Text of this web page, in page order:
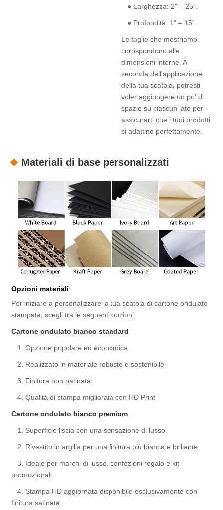
● Larghezza: 2" – 25".
● Profondità: 1" – 15".
Le taglie che mostriamo
corrispondono alle
dimensioni interne. A
seconda dell'applicazione
della tua scatola, potresti
voler aggiungere un po' di
spazio su ciascun lato per
assicurarti che i tuoi prodotti
si adattino perfettamente.
Materiali di base personalizzati
Opzioni materiali
Per iniziare a personalizzare la tua scatola di cartone ondulato
stampata, scegli tra le seguenti opzioni:
Cartone ondulato bianco standard
1. Opzione popolare ed economica
2. Realizzato in materiale robusto e sostenibile
3. Finitura non patinata
4. Qualità di stampa migliorata con HD Print
Cartone ondulato bianco premium
1. Superficie liscia con una sensazione di lusso
2. Rivestito in argilla per una finitura più bianca e brillante
3. Ideale per marchi di lusso, confezioni regalo e kit
promozionali
4. Stampa HD aggiornata disponibile esclusivamente con
finitura satinata